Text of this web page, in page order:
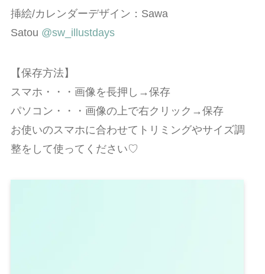
挿絵/カレンダーデザイン：Sawa
Satou @sw_illustdays
【保存方法】
スマホ・・・画像を長押し→保存
パソコン・・・画像の上で右クリック→保存
お使いのスマホに合わせてトリミングやサイズ調
整をして使ってください♡